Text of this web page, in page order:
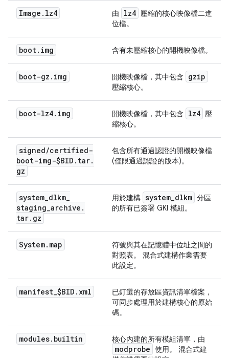
Image . lz4 由 lz4 壓縮的核心映像檔二進
位檔。
boot. img 含有未壓縮核心的開機映像檔。
boot-gz . img 開機映像檔，其中包含 gzip
壓縮核心。
boot-lz4. img 開機映像檔，其中包含 lz4 壓
縮核心。
signed/certified-
boot-img-$BID . tar.
gz
包含所有通過認證的開機映像檔
(僅限通過認證的版本)。
system_dlkm_
staging_archive .
tar. gz
用於建構 system_dlkm 分區
的所有已簽署 GKI 模組。
System. map
符號與其在記憶體中位址之間的
對照表。 混合式建構作業需要
此設定。
manifest_$BID . xml
已釘選的存放區資訊清單檔案，
可同步處理用於建構核心的原始
碼。
modules. builtin 核心內建的所有模組清單，由
modprobe 使用。 混合式建